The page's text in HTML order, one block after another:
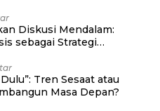
Diskusi Mendalam:
sebagai Strategi
Tren Sesaat atau
Masa Depan?